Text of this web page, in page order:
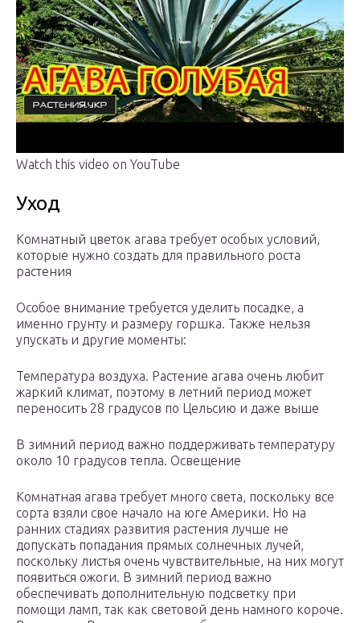
Watch this video on YouTube
Уход
Комнатный цветок агава требует особых условий,
которые нужно создать для правильного роста
растения
Особое внимание требуется уделить посадке, а
именно грунту и размеру горшка. Также нельзя
упускать и другие моменты:
Температура воздуха. Растение агава очень любит
жаркий климат, поэтому в летний период может
переносить 28 градусов по Цельсию и даже выше
В зимний период важно поддерживать температуру
около 10 градусов тепла. Освещение
Комнатная агава требует много света, поскольку все
сорта взяли свое начало на юге Америки. Но на
ранних стадиях развития растения лучше не
допускать попадания прямых солнечных лучей,
поскольку листья очень чувствительные, на них могут
появиться ожоги. В зимний период важно
обеспечивать дополнительную подсветку при
помощи ламп, так как световой день намного короче.